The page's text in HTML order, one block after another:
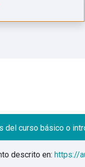
del curso básico o
descrito en: https://